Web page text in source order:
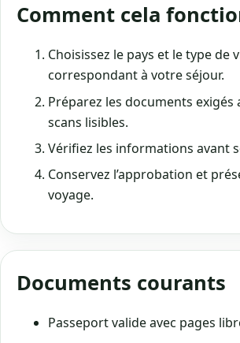
Comment cela
Choisissez le pays et le type de
correspondant à votre séjour.
Préparez les documents exigés
scans lisibles.
Vérifiez les informations avant
Conservez l’approbation et
voyage.
Documents courants
Passeport valide avec pages